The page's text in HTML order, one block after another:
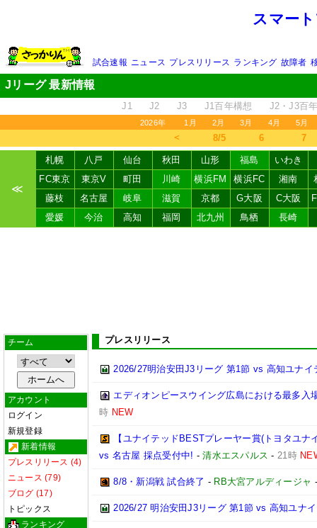
スマー
試合速報 ニュース プレスリリース ランキング 故障者
Jリーグ 最新情報
J1 J2 J3 J1百年構想 J2・J3百
2026年 1月 2月 3月 4月 5月
＜ 8/5 6 7
≪
札幌 八戸 仙台 秋田 山形 福島
いわき
FC東京
東京V 町田 川崎 横浜FM 横浜FC 湘南
藤枝
名古屋 岐阜 滋賀 京都 G大阪 C大阪
愛媛
今治 高知 福岡 北九州 鳥栖 長崎
チーム
アカウント
ログイン
新規登録
新着情報
プレスリリース (4)
ニュース (79)
ブログ (17)
トピックス
ランキング
プレスリリース
2026/27明治安田J3リーグ 第1節 vs 高知ユナイ
エディオンピースウイング広島における最多入
時 NEW
【ユナイテッドBESTプレーヤー賞(トヨタユ
vs 名古屋 採点受付中! -清水エスパルス - 21時
8/8・新潟戦 試合終了 - RB大宮アルディージャ
2026/27 明治安田J3リーグ 第1節 vs 高知ユナ